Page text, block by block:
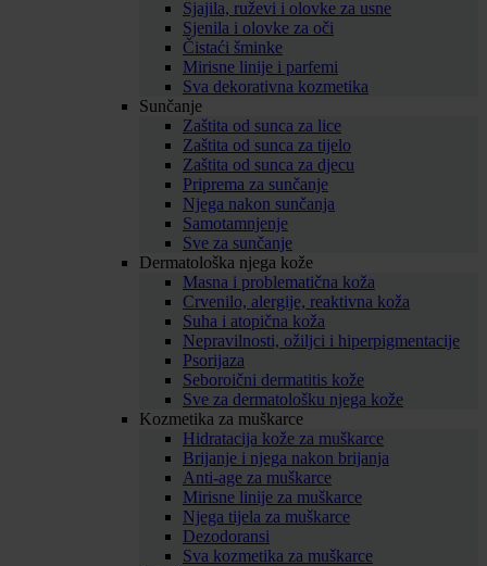
Sjajila, ruževi i olovke za usne
Sjenila i olovke za oči
Čistaći šminke
Mirisne linije i parfemi
Sva dekorativna kozmetika
Sunčanje
Zaštita od sunca za lice
Zaštita od sunca za tijelo
Zaštita od sunca za djecu
Priprema za sunčanje
Njega nakon sunčanja
Samotamnjenje
Sve za sunčanje
Dermatološka njega kože
Masna i problematična koža
Crvenilo, alergije, reaktivna koža
Suha i atopična koža
Nepravilnosti, ožiljci i hiperpigmentacije
Psorijaza
Seboroični dermatitis kože
Sve za dermatološku njega kože
Kozmetika za muškarce
Hidratacija kože za muškarce
Brijanje i njega nakon brijanja
Anti-age za muškarce
Mirisne linije za muškarce
Njega tijela za muškarce
Dezodoransi
Sva kozmetika za muškarce